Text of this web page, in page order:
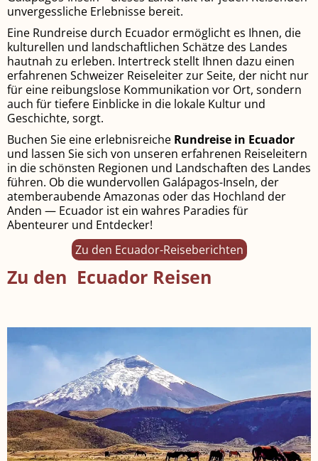
unvergessliche Erlebnisse bereit.
Eine Rundreise durch Ecuador ermöglicht es Ihnen, die
kulturellen und landschaftlichen Schätze des Landes
hautnah zu erleben. Intertreck stellt Ihnen dazu einen
erfahrenen Schweizer Reiseleiter zur Seite, der nicht nur
für eine reibungslose Kommunikation vor Ort, sondern
auch für tiefere Einblicke in die lokale Kultur und
Geschichte, sorgt.
Buchen Sie eine erlebnisreiche Rundreise in Ecuador
und lassen Sie sich von unseren erfahrenen Reiseleitern
in die schönsten Regionen und Landschaften des Landes
führen. Ob die wundervollen Galápagos-Inseln, der
atemberaubende Amazonas oder das Hochland der
Anden — Ecuador ist ein wahres Paradies für
Abenteurer und Entdecker!
Zu den Ecuador-Reiseberichten
Zu den Ecuador Reisen